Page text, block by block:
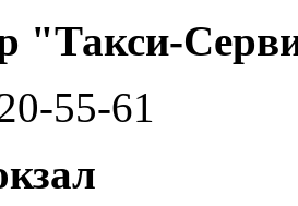
"Такси-
55-61